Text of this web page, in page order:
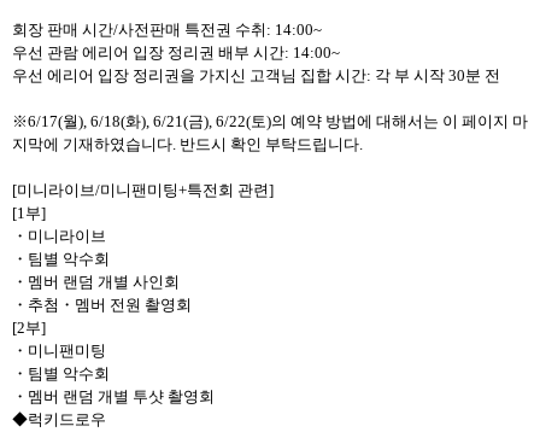
회장 판매 시간/사전판매 특전권 수취 : 14:00~
우선 관람 에리어 입장 정리권 배부 시간: 14:00~
우선 에리어 입장 정리권을 가지신 고객님 집합 시간: 각 부 시작 30분 전
※6/17(월), 6/18(화), 6/21(금), 6/22(토)의 예약 방법에 대해서는 이 페이지 마
지막에 기재하였습니다. 반드시 확인 부탁드립니다.
[미니라이브/미니팬미팅+특전회 관련]
[1부]
・ 미니라이브
・ 팀별 악수회
・ 멤버 랜덤 개별 사인회
・ 추첨 ・ 멤버 전원 촬영회
[2부]
・ 미니팬미팅
・ 팀별 악수회
・ 멤버 랜덤 개별 투샷 촬영회
◆럭키드로우